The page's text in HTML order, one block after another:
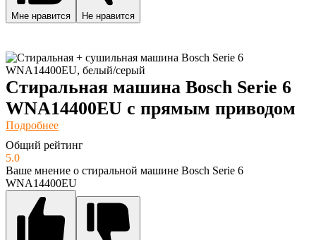
Мне нравится Не нравится
Стиральная машина Bosch Serie 6
WNA14400EU с прямым приводом
Подробнее
Общий рейтинг
5.0
Ваше мнение о стиральной машине Bosch Serie 6
WNA14400EU